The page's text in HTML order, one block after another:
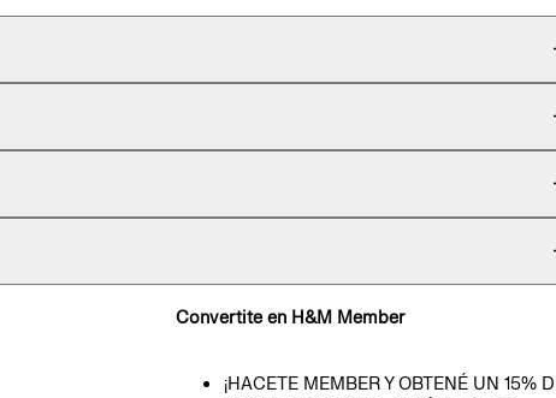
Convertite en H&M Member
¡HACETE MEMBER Y OBTENÉ UN 15%